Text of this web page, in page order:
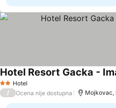
2 Zvezdice
Hotel
Hotel Resort Gacka -
/ Ocena nije dostupna Mojkovac,